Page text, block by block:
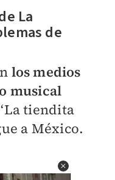
La
de
los medios
musical
tiendita
a México.